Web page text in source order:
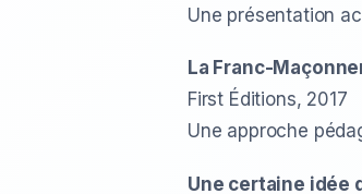
Une présentation
La Franc-
First Éditions, 2017
Une approche
Une certaine idée